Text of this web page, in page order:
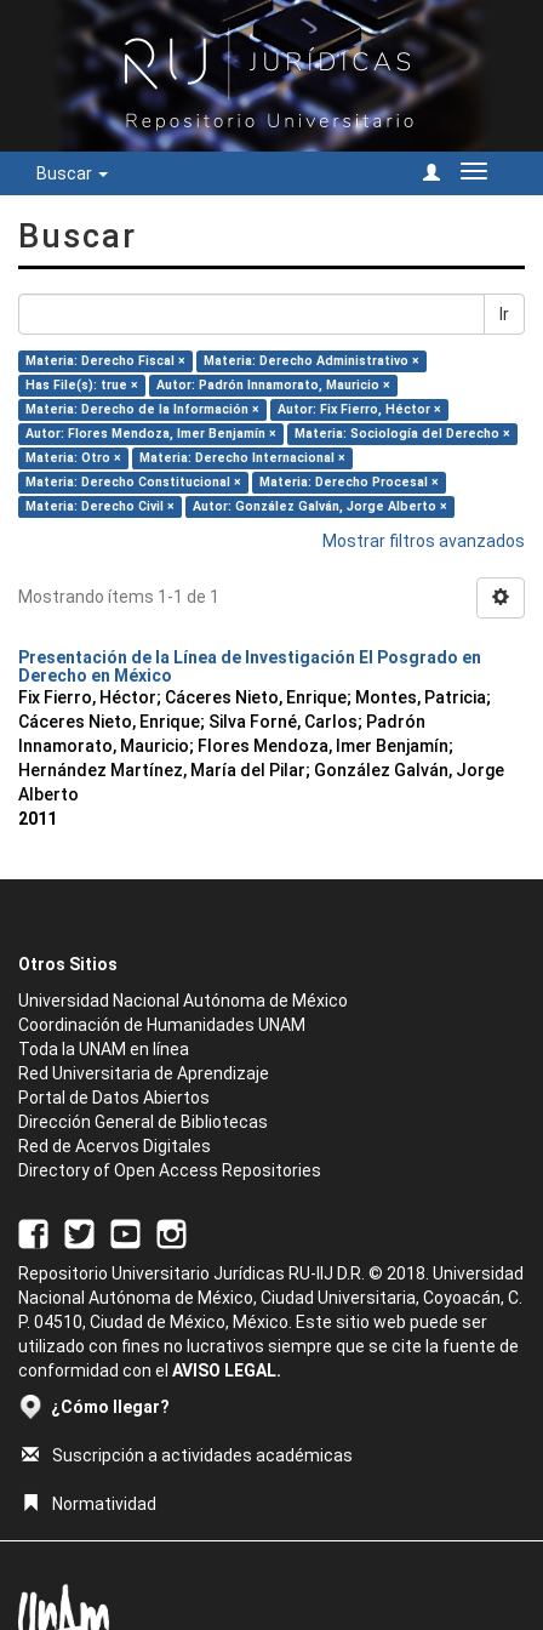
Buscar
Cambiar
Buscar
Ir
Materia: Derecho Fiscal ×
Materia: Derecho Administrativo ×
Has File(s): true ×
Autor: Padrón Innamorato, Mauricio ×
Materia: Derecho de la Información ×
Autor: Fix Fierro, Héctor ×
Autor: Flores Mendoza, Imer Benjamín ×
Materia: Sociología del Derecho ×
Materia: Otro ×
Materia: Derecho Internacional ×
Materia: Derecho Constitucional ×
Materia: Derecho Procesal ×
Materia: Derecho Civil ×
Autor: González Galván, Jorge Alberto ×
Mostrar filtros avanzados
Mostrando ítems 1-1 de 1
Presentación de la Línea de Investigación El Posgrado en
Derecho en México
Fix Fierro, Héctor; Cáceres Nieto, Enrique; Montes, Patricia;
Cáceres Nieto, Enrique; Silva Forné, Carlos; Padrón
Innamorato, Mauricio; Flores Mendoza, Imer Benjamín;
Hernández Martínez, María del Pilar; González Galván, Jorge
Alberto
2011
Otros Sitios
Universidad Nacional Autónoma de México
Coordinación de Humanidades UNAM
Toda la UNAM en línea
Red Universitaria de Aprendizaje
Portal de Datos Abiertos
Dirección General de Bibliotecas
Red de Acervos Digitales
Directory of Open Access Repositories
Repositorio Universitario Jurídicas RU-IIJ D.R. © 2018. Universidad
Nacional Autónoma de México, Ciudad Universitaria, Coyoacán, C.
P. 04510, Ciudad de México, México. Este sitio web puede ser
utilizado con fines no lucrativos siempre que se cite la fuente de
conformidad con el AVISO LEGAL.
¿Cómo llegar?
Suscripción a actividades académicas
Normatividad